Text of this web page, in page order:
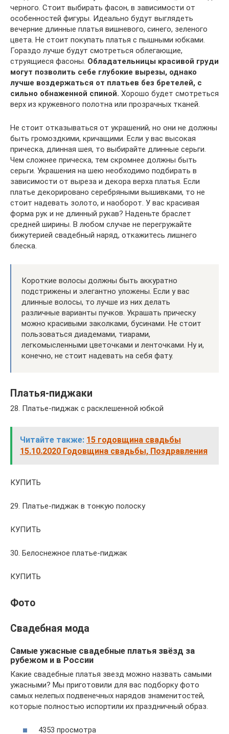
черного. Стоит выбирать фасон, в зависимости от
особенностей фигуры. Идеально будут выглядеть
вечерние длинные платья вишневого, синего, зеленого
цвета. Не стоит покупать платья с пышными юбками.
Гораздо лучше будут смотреться облегающие,
струящиеся фасоны. Обладательницы красивой груди
могут позволить себе глубокие вырезы, однако
лучше воздержаться от платьев без бретелей, с
сильно обнаженной спиной. Хорошо будет смотреться
верх из кружевного полотна или прозрачных тканей.
Не стоит отказываться от украшений, но они не должны
быть громоздкими, кричащими. Если у вас высокая
прическа, длинная шея, то выбирайте длинные серьги.
Чем сложнее прическа, тем скромнее должны быть
серьги. Украшения на шею необходимо подбирать в
зависимости от выреза и декора верха платья. Если
платье декорировано серебряными вышивками, то не
стоит надевать золото, и наоборот. У вас красивая
форма рук и не длинный рукав? Наденьте браслет
средней ширины. В любом случае не перегружайте
бижутерией свадебный наряд, откажитесь лишнего
блеска.
Короткие волосы должны быть аккуратно
подстрижены и элегантно уложены. Если у вас
длинные волосы, то лучше из них делать
различные варианты пучков. Украшать прическу
можно красивыми заколками, бусинами. Не стоит
пользоваться диадемами, тиарами,
легкомысленными цветочками и ленточками. Ну и,
конечно, не стоит надевать на себя фату.
Платья-пиджаки
28. Платье-пиджак с расклешенной юбкой
Читайте также: 15 годовщина свадьбы
15.10.2020 Годовщина свадьбы, Поздравления
КУПИТЬ
29. Платье-пиджак в тонкую полоску
КУПИТЬ
30. Белоснежное платье-пиджак
КУПИТЬ
Фото
Свадебная мода
Самые ужасные свадебные платья звёзд за
рубежом и в России
Какие свадебные платья звезд можно назвать самыми
ужасными? Мы приготовили для вас подборку фото
самых нелепых подвенечных нарядов знаменитостей,
которые полностью испортили их праздничный образ.
4353 просмотра